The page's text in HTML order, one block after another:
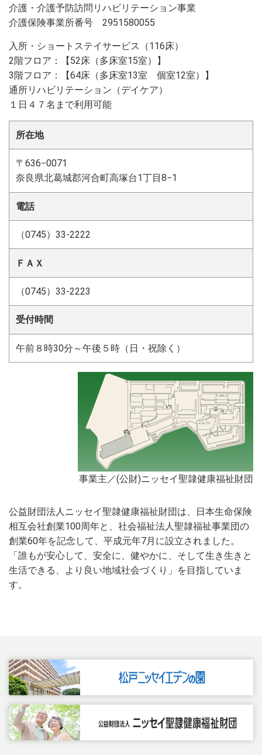
介護・介護予防訪問リハビリテーション事業
介護保険事業所番号 2951580055
入所・ショートステイサービス（116床）
2階フロア：【52床（多床室15室）】
3階フロア：【64床（多床室13室 個室12室）】
通所リハビリテーション（デイケア）
１日４７名まで利用可能
所在地
〒636−0071
奈良県北葛城郡河合町高塚台1丁目8−1
電話
（0745）33-2222
ＦＡＸ
（0745）33-2223
受付時間
午前８時30分～午後５時（日・祝除く）
事業主／(公財)ニッセイ聖隷健康福祉財団
公益財団法人ニッセイ聖隷健康福祉財団は、日本生命保険
相互会社創業100周年と、社会福祉法人聖隷福祉事業団の
創業60年を記念して、平成元年7月に設立されました。
「誰もが安心して、安全に、健やかに、そして生き生きと
生活できる、より良い地域社会づくり」を目指していま
す。